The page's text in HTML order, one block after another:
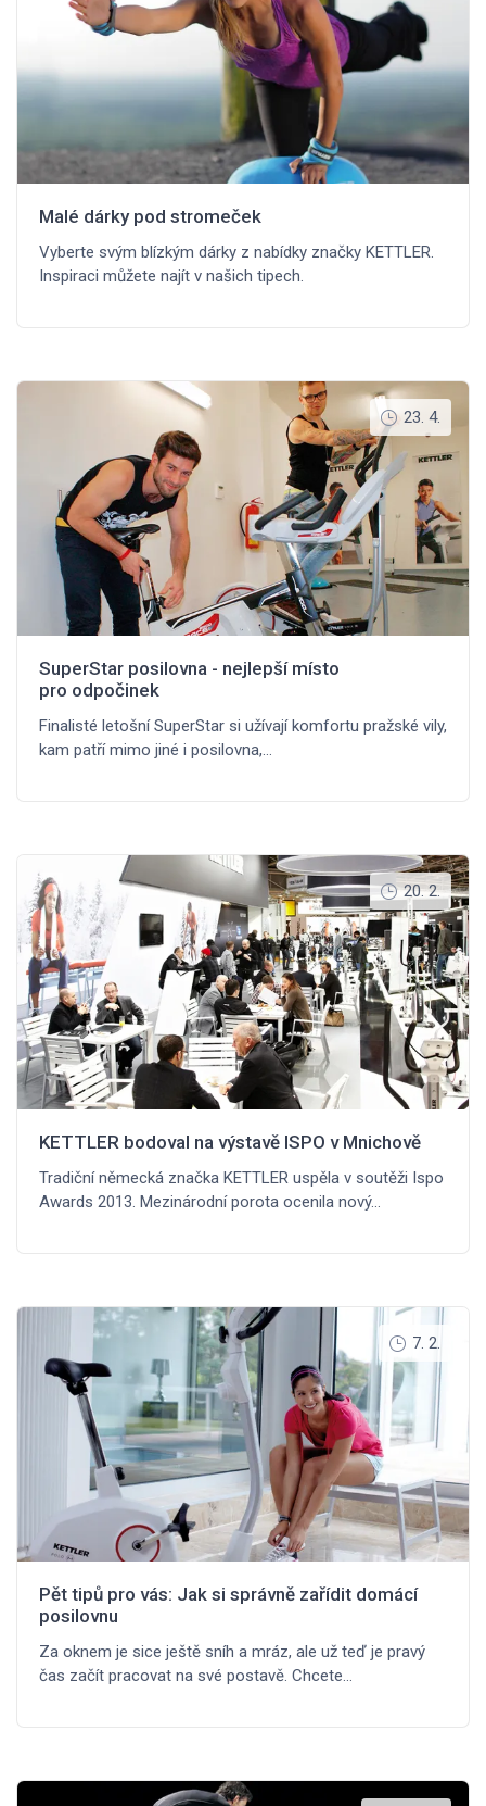
Malé dárky pod stromeček
Vyberte svým blízkým dárky z nabídky značky KETTLER.
Inspiraci můžete najít v našich tipech.
23. 4.
SuperStar posilovna - nejlepší místo
pro odpočinek
Finalisté letošní SuperStar si užívají komfortu pražské vily,
kam patří mimo jiné i posilovna,…
20. 2.
KETTLER bodoval na výstavě ISPO v Mnichově
Tradiční německá značka KETTLER uspěla v soutěži Ispo
Awards 2013. Mezinárodní porota ocenila nový…
7. 2.
Pět tipů pro vás: Jak si správně zařídit domácí
posilovnu
Za oknem je sice ještě sníh a mráz, ale už teď je pravý
čas začít pracovat na své postavě. Chcete…